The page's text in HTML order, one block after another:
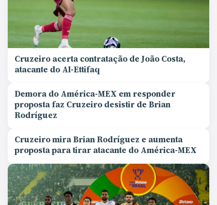
Cruzeiro acerta contratação de João Costa,
atacante do Al-Ettifaq
Demora do América-MEX em responder
proposta faz Cruzeiro desistir de Brian
Rodríguez
Cruzeiro mira Brian Rodríguez e aumenta
proposta para tirar atacante do América-MEX